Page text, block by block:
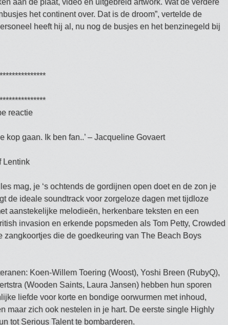
aan de plaat, video en uitgebreid artwork. Wat de verdere
het continent over. Dat is de droom”, vertelde de
heeft hij al, nu nog de busjes en het benzinegeld bij
reactie
kop gaan. Ik ben fan..’ – Jacqueline Govaert
Lentink
mag, je ‘s ochtends de gordijnen open doet en de zon je
de ideale soundtrack voor zorgeloze dagen met tijdloze
aanstekelijke melodieën, herkenbare teksten en een
invasion en erkende popsmeden als Tom Petty, Crowded
die de goedkeuring van The Beach Boys
Koen-Willem Toering (Woost), Yoshi Breen (RubyQ),
(Wooden Saints, Laura Jansen) hebben hun sporen
liefde voor korte en bondige oorwurmen met inhoud,
maar zich ook nestelen in je hart. De eerste single Highly
tot Serious Talent te bombarderen.